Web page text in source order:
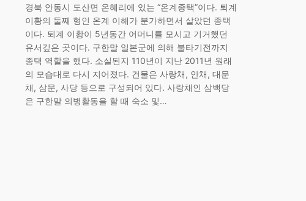
경북 안동시 도산면 온혜리에 있는 “온계종택”이다. 퇴계
이황의 둘째 형인 온계 이해가 분가하면서 살았던 종택
이다. 퇴계 이황이 5년동간 어머니를 모시고 기거했던
유서깊은 곳이다. 구한말 일본군에 의해 불타기전까지
종택 역할을 했다. 소실된지 110년이 지난 2011년 원래
의 모습대로 다시 지어졌다. 건물은 사랑채, 안채, 대문
채, 삼문, 사당 등으로 구성되어 있다. 사랑채인 삼백당
은 구한말 의병활동을 할 때 숙소 및…